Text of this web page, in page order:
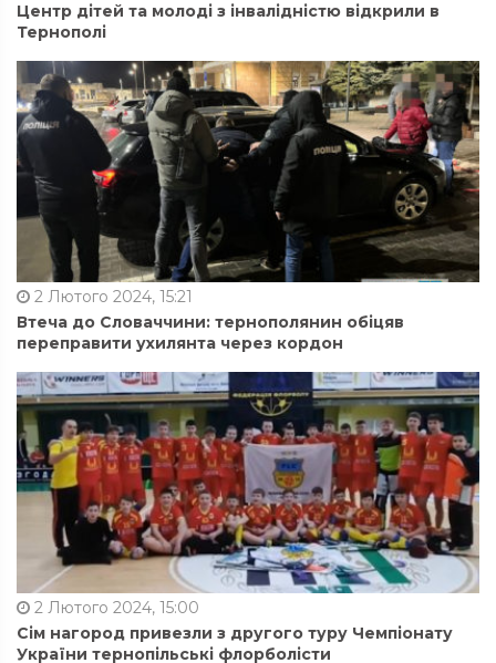
Центр дітей та молоді з інвалідністю відкрили в
Тернополі
2 Лютого 2024, 15:21
Втеча до Словаччини: тернополянин обіцяв
переправити ухилянта через кордон
2 Лютого 2024, 15:00
Сім нагород привезли з другого туру Чемпіонату
України тернопільські флорболісти